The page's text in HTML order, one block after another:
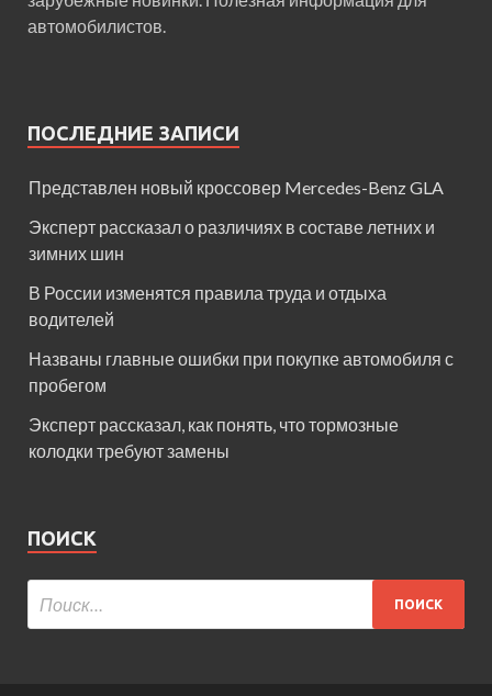
автомобилистов.
ПОСЛЕДНИЕ ЗАПИСИ
Представлен новый кроссовер Mercedes-Benz GLA
Эксперт рассказал о различиях в составе летних и
зимних шин
В России изменятся правила труда и отдыха
водителей
Названы главные ошибки при покупке автомобиля с
пробегом
Эксперт рассказал, как понять, что тормозные
колодки требуют замены
ПОИСК